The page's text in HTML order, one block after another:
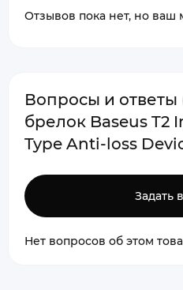
Отзывов пока нет, но ваш
Вопросы и
брелок Baseus T2
Type Anti-loss
Задать
Нет вопросов об этом